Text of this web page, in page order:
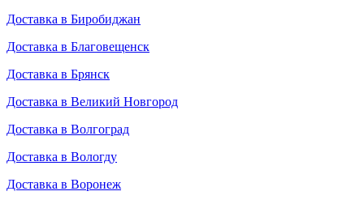
Доставка в Биробиджан
Доставка в Благовещенск
Доставка в Брянск
Доставка в Великий Новгород
Доставка в Волгоград
Доставка в Вологду
Доставка в Воронеж